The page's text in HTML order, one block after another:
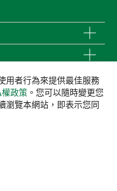
用者行為來提供最佳服務
權政策 。您可以隨時變更您
瀏覽本網站，即表示您同